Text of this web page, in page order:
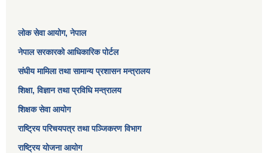
लोक सेवा आयोग, नेपाल
नेपाल सरकारको आधिकारिक पोर्टल
संघीय मामिला तथा सामान्य प्रशासन मन्त्रालय
शिक्षा, विज्ञान तथा प्रविधि मन्त्रालय
शिक्षक सेवा आयोग
राष्ट्रिय परिचयपत्र तथा पञ्जिकरण विभाग
राष्ट्रिय योजना आयोग